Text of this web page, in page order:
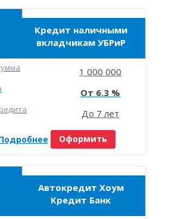
Кредит наличными
вкладчикам УБРиР
1 000 000
6.3
До 7 лет
Оформить
Автокредит Хоум
Кредит Банк